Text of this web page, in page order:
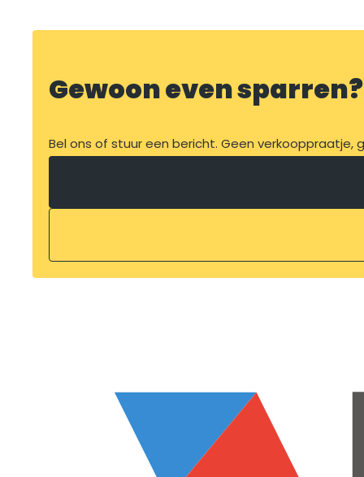
Gewoon even sparren?
Bel ons of stuur een bericht. Geen verkooppraatje,